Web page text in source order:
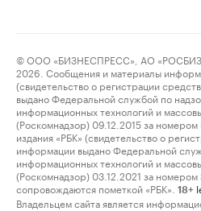
© ООО «БИЗНЕСПРЕСС», АО
2026. Сообщения и материалы
(свидетельство о регистрации
выдано Федеральной службой по
информационных технологий и
(Роскомнадзор) 09.12.2015 за
издания «РБК» (свидетельство о
информации выдано Федеральной
информационных технологий и
(Роскомнадзор) 03.12.2021 за
сопровождаются пометкой «РБК».
18+
Владельцем сайта является